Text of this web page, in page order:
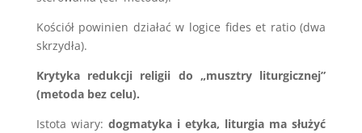
Kościół powinien działać w logice fides et ratio (dwa
skrzydła).
Krytyka redukcji religii do „musztry liturgicznej”
(metoda bez celu).
Istota wiary: dogmatyka i etyka, liturgia ma służyć